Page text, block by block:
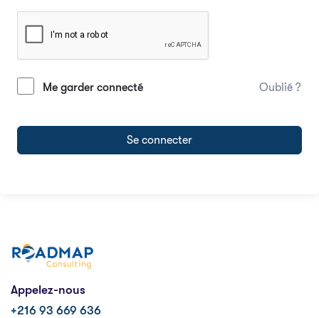
Me garder connecté Oublié ?
Se connecter
Appelez-nous
+216 93 669 636